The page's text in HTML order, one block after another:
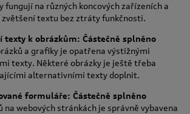
fungují na různých koncových zařízeních a
zvětšení textu bez ztráty funkčnosti.
k obrázkům: Částečně splněno
a grafiky je opatřena výstižnými
texty. Některé obrázky je ještě třeba
alternativními texty doplnit.
formuláře: Částečně splněno
webových stránkách je správně vybavena